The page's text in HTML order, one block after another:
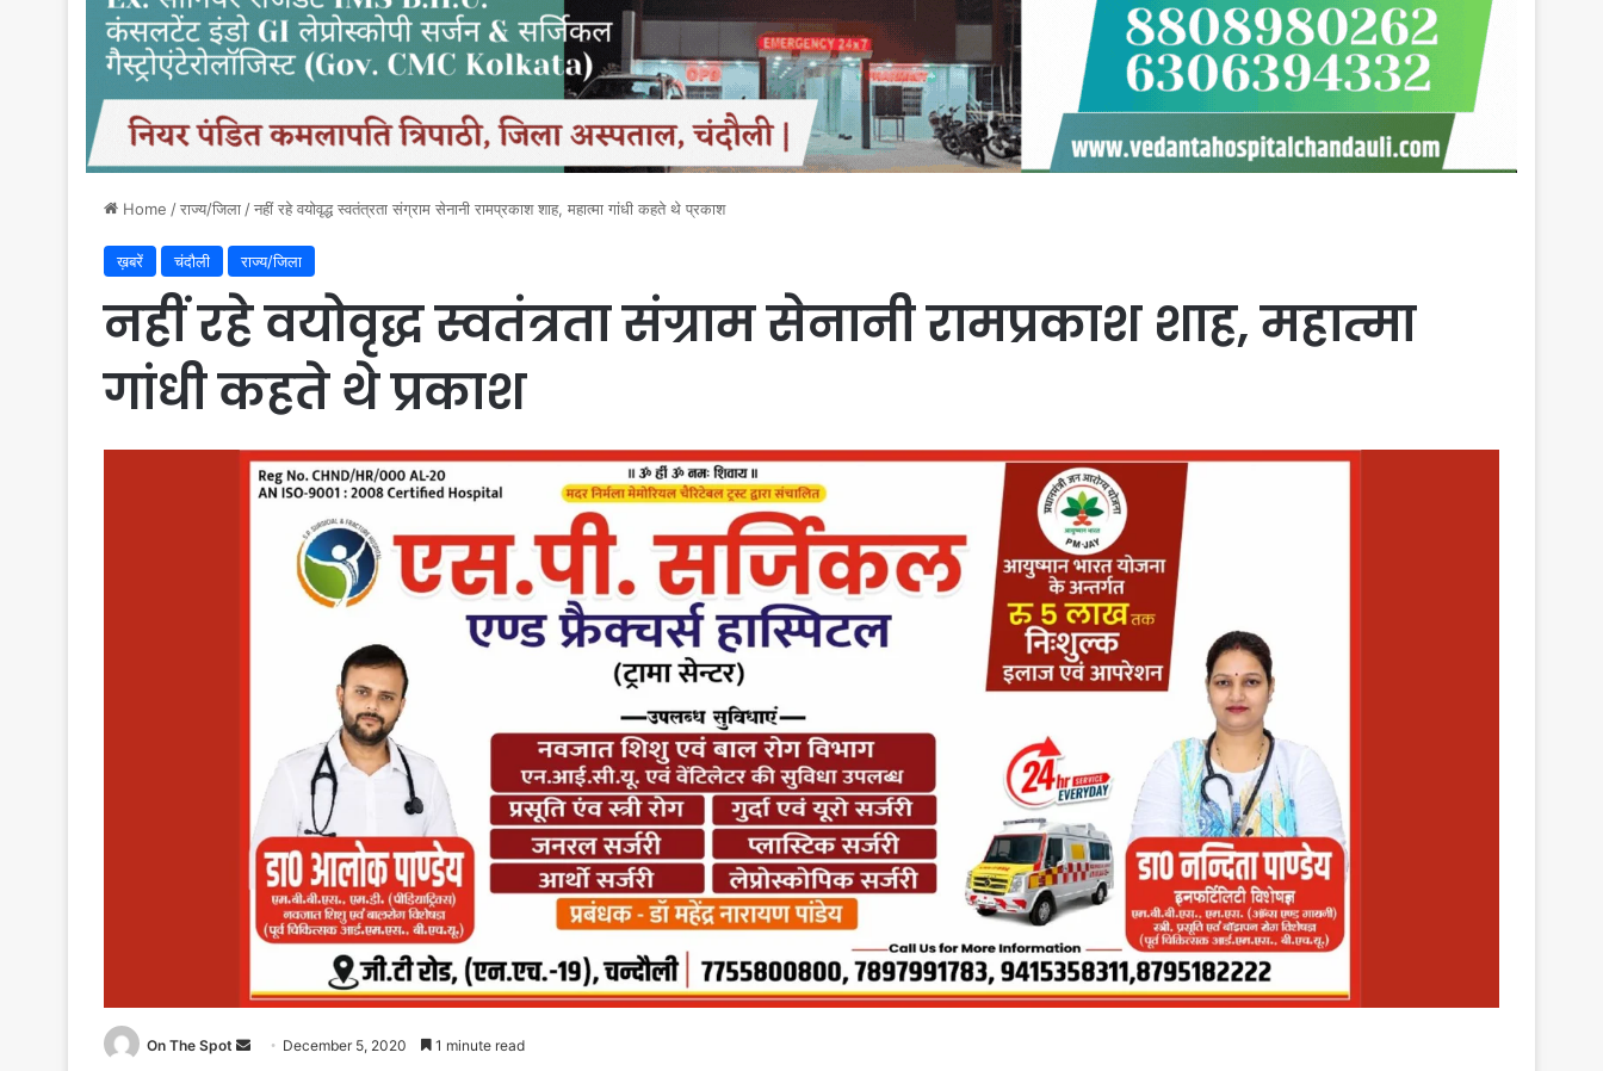
Home /राज्य/जिला /नहीं रहे वयोवृद्ध स्वतंत्रता संग्राम सेनानी रामप्रकाश शाह, महात्मा गांधी कहते थे प्रकाश
ख़बरें चंदौली राज्य/जिला
नहीं रहे वयोवृद्ध स्वतंत्रता संग्राम सेनानी रामप्रकाश शाह, महात्मा
गांधी कहते थे प्रकाश
On The Spot
Send December 5, 2020 1 minute read